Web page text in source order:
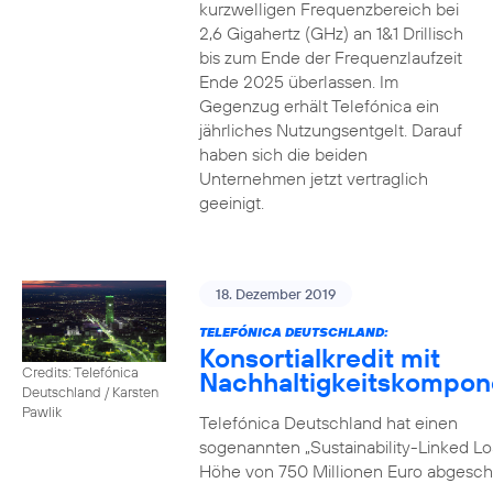
kurzwelligen Frequenzbereich bei
2,6 Gigahertz (GHz) an 1&1 Drillisch
bis zum Ende der Frequenzlaufzeit
Ende 2025 überlassen. Im
Gegenzug erhält Telefónica ein
jährliches Nutzungsentgelt. Darauf
haben sich die beiden
Unternehmen jetzt vertraglich
geeinigt.
Credits: Telefónica
Deutschland / Karsten
Pawlik
18. Dezember 2019
TELEFÓNICA DEUTSCHLAND:
Konsortialkredit mit
Telefónica Deutschland hat einen
sogenannten „Sustainability-Linked
Höhe von 750 Millionen Euro